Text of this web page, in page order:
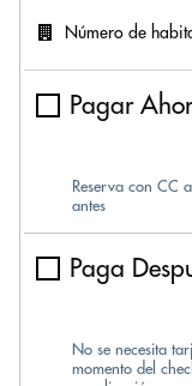
Número de
Pagar
Reserva con CC
antes
Paga
No se necesita
momento del